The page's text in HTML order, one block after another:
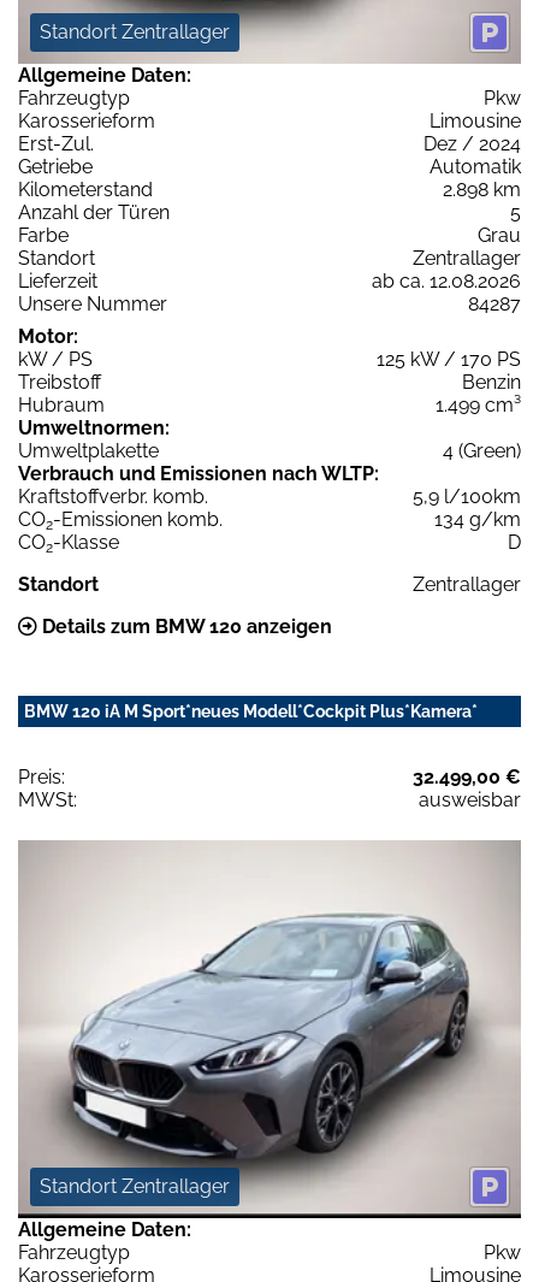
Standort Zentrallager
Allgemeine Daten:
Fahrzeugtyp
Pkw
Karosserieform
Limousine
Erst-Zul.
Dez / 2024
Getriebe
Automatik
Kilometerstand
2.898 km
Anzahl der Türen
5
Farbe
Grau
Standort
Zentrallager
Lieferzeit
ab ca. 12.08.2026
Unsere Nummer
84287
Motor:
kW / PS
125 kW / 170 PS
Treibstoff
Benzin
Hubraum
1.499 cm³
Umweltnormen:
Umweltplakette
4 (Green)
Verbrauch und Emissionen nach WLTP:
Kraftstoffverbr. komb.
5,9 l/100km
CO2-Emissionen komb.
134 g/km
CO2-Klasse
D
Standort
Zentrallager
Details zum BMW 120 anzeigen
BMW 120 iA M Sport*neues Modell*Cockpit Plus*Kamera*
Preis:
32.499,00 €
MWSt:
ausweisbar
Standort Zentrallager
Allgemeine Daten:
Fahrzeugtyp
Pkw
Karosserieform
Limousine